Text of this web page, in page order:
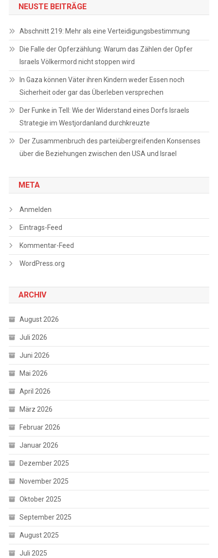
NEUSTE BEITRÄGE
Abschnitt 219: Mehr als eine Verteidigungsbestimmung
Die Falle der Opferzählung: Warum das Zählen der Opfer
Israels Völkermord nicht stoppen wird
In Gaza können Väter ihren Kindern weder Essen noch
Sicherheit oder gar das Überleben versprechen
Der Funke in Tell: Wie der Widerstand eines Dorfs Israels
Strategie im Westjordanland durchkreuzte
Der Zusammenbruch des parteiübergreifenden Konsenses
über die Beziehungen zwischen den USA und Israel
META
Anmelden
Eintrags-Feed
Kommentar-Feed
WordPress.org
ARCHIV
August 2026
Juli 2026
Juni 2026
Mai 2026
April 2026
März 2026
Februar 2026
Januar 2026
Dezember 2025
November 2025
Oktober 2025
September 2025
August 2025
Juli 2025